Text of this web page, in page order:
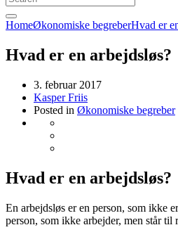
HomeØkonomiske begreberHvad er
Hvad er en arbejdsløs?
3. februar 2017
Kasper Friis
Posted in Økonomiske begreber
Hvad er en arbejdsløs?
En arbejdsløs er en person, som ikke
person, som ikke arbejder, men står til